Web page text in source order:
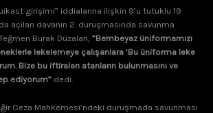
girişimi” iddialarına ilişkin 9’u tutuklu 19
açılan davanın 2. duruşmasında savunma
Burak Düzalan, ”Bembeyaz üniformamızı
lekelemeye çalışanlara ‘Bu üniforma leke
Bize bu iftiraları atanların bulunmasını ve
ediyorum” dedi.
Ceza Mahkemesi’ndeki duruşmada savunması